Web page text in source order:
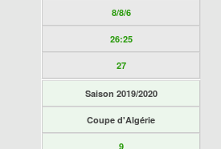
8/8/6
26:25
27
Saison 2019/2020
Coupe d'Algérie
9